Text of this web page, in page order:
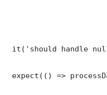
it('should handle
expect(() =>